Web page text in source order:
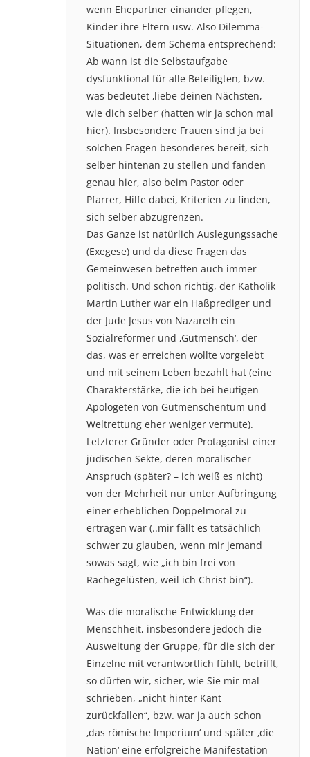
wenn Ehepartner einander pflegen,
Kinder ihre Eltern usw. Also Dilemma-
Situationen, dem Schema entsprechend:
Ab wann ist die Selbstaufgabe
dysfunktional für alle Beteiligten, bzw.
was bedeutet ‚liebe deinen Nächsten,
wie dich selber‘ (hatten wir ja schon mal
hier). Insbesondere Frauen sind ja bei
solchen Fragen besonderes bereit, sich
selber hintenan zu stellen und fanden
genau hier, also beim Pastor oder
Pfarrer, Hilfe dabei, Kriterien zu finden,
sich selber abzugrenzen.
Das Ganze ist natürlich Auslegungssache
(Exegese) und da diese Fragen das
Gemeinwesen betreffen auch immer
politisch. Und schon richtig, der Katholik
Martin Luther war ein Haßprediger und
der Jude Jesus von Nazareth ein
Sozialreformer und ‚Gutmensch‘, der
das, was er erreichen wollte vorgelebt
und mit seinem Leben bezahlt hat (eine
Charakterstärke, die ich bei heutigen
Apologeten von Gutmenschentum und
Weltrettung eher weniger vermute).
Letzterer Gründer oder Protagonist einer
jüdischen Sekte, deren moralischer
Anspruch (später? – ich weiß es nicht)
von der Mehrheit nur unter Aufbringung
einer erheblichen Doppelmoral zu
ertragen war (..mir fällt es tatsächlich
schwer zu glauben, wenn mir jemand
sowas sagt, wie „ich bin frei von
Rachegelüsten, weil ich Christ bin“).
Was die moralische Entwicklung der
Menschheit, insbesondere jedoch die
Ausweitung der Gruppe, für die sich der
Einzelne mit verantwortlich fühlt, betrifft,
so dürfen wir, sicher, wie Sie mir mal
schrieben, „nicht hinter Kant
zurückfallen“, bzw. war ja auch schon
‚das römische Imperium‘ und später ‚die
Nation‘ eine erfolgreiche Manifestation